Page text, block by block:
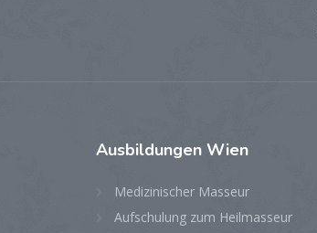
Ausbildungen Wien
Medizinischer Masseur
Aufschulung zum Heilmasseur